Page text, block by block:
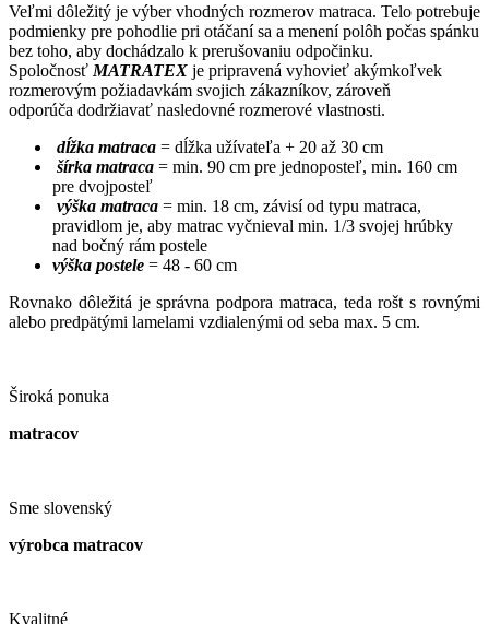
Veľmi dôležitý je výber vhodných rozmerov matraca. Telo potrebuje
podmienky pre pohodlie pri otáčaní sa a menení polôh počas spánku
bez toho, aby dochádzalo k prerušovaniu odpočinku.
Spoločnosť MATRATEX je pripravená vyhovieť akýmkoľvek
rozmerovým požiadavkám svojich zákazníkov, zároveň
odporúča dodržiavať nasledovné rozmerové vlastnosti.
dĺžka matraca = dĺžka užívateľa + 20 až 30 cm
šírka matraca = min. 90 cm pre jednoposteľ, min. 160 cm
pre dvojposteľ
výška matraca = min. 18 cm, závisí od typu matraca,
pravidlom je, aby matrac vyčnieval min. 1/3 svojej hrúbky
nad bočný rám postele
výška postele = 48 - 60 cm
Rovnako dôležitá je správna podpora matraca, teda rošt s rovnými
alebo predpätými lamelami vzdialenými od seba max. 5 cm.
Široká ponuka
matracov
Sme slovenský
výrobca matracov
Kvalitné